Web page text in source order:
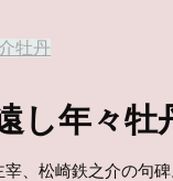
牡丹
し年々牡
、松崎鉄之介の句